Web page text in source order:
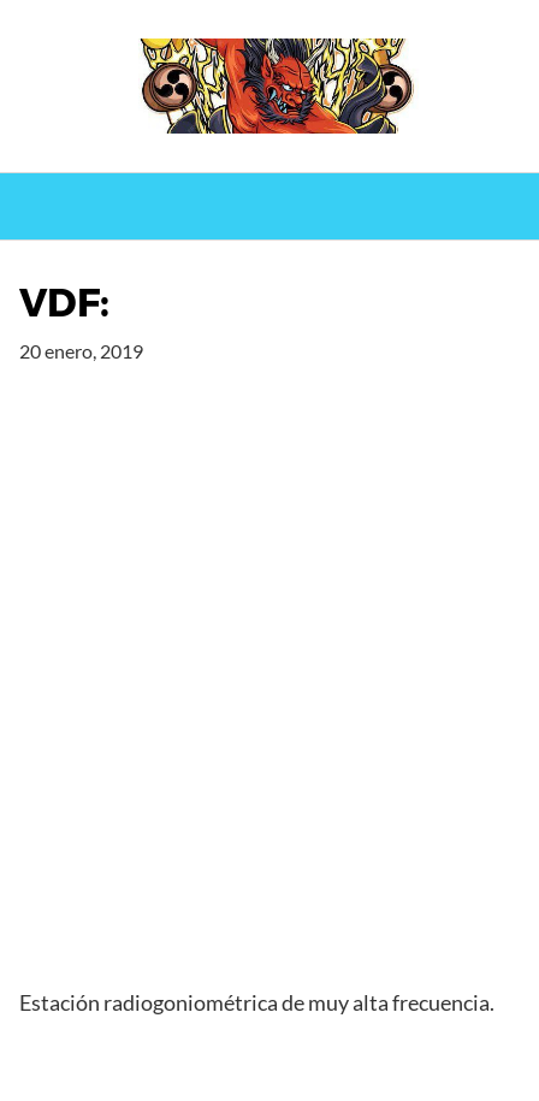
VDF:
20 enero, 2019
Estación radiogoniométrica de muy alta frecuencia.